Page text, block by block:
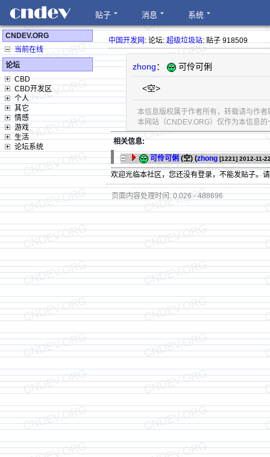
贴子 消息 系统
CNDEV.ORG
当前在线
论坛
CBD
CBD开发区
个人
其它
情感
游戏
生活
论坛系统
中国开发网: 论坛:超级垃圾站: 贴子 918509
zhong： 可伶可俐
<空>
本信息版权属于作者所有，转载请与作
本网站（CNDEV.ORG）仅作为本信息
相关信息:
可伶可俐 (空) (zhong [1221] 2012-11-
欢迎光临本社区，您还没有登录，不能发贴子。
页面内容处理时间: 0.026 - 488696